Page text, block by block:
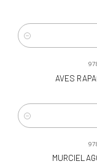
Cantidad
OFFAVES
Cantidad
OFF